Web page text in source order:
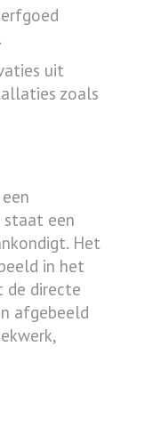
uit
zoals
een
Het
in het
de directe
afgebeeld